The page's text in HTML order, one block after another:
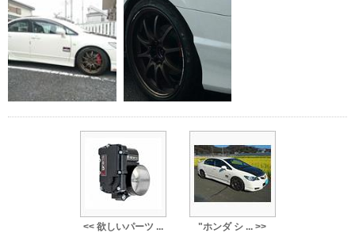
<< 欲しいパーツ ... "ホンダ シ ... >>